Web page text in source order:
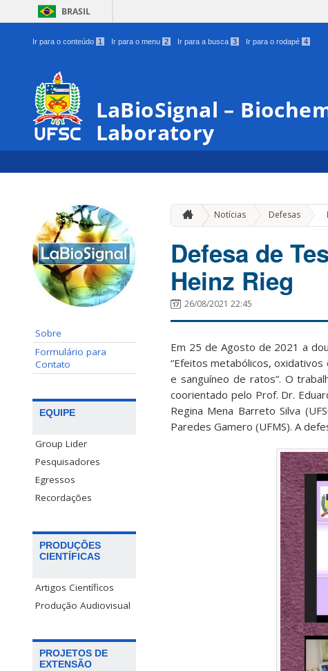
BRASIL
Ir para o conteúdo 1 Ir para o menu 2 Ir para a busca 3 Ir para o rodapé 4
LaBioSignal –
Laboratory
Sobre
Formulário para
Contato
EQUIPE
Group Lider
Pesquisadores
Egressos
Recordações
PRODUÇÕES
CIENTÍFICAS
Artigos Científicos
Produção Audiovisual
PROJETOS DE
EXTENSÃO
Notícias Defesas »
Defesa de
Heinz Rieg
26/08/2021 22:45
Em 25 de Agosto de 2021 a
“Efeitos metabólicos,
e sanguíneo de ratos”. O
coorientado pelo Prof. Dr.
Regina Mena Barreto Silva
Paredes Gamero (UFMS). A